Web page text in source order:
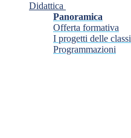
Didattica
Panoramica
Offerta formativa
I progetti delle classi
Programmazioni